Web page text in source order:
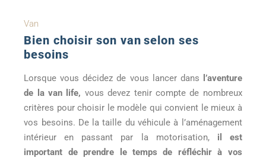
Van
Bien choisir son van selon ses
besoins
Lorsque vous décidez de vous lancer dans
l’aventure
de la van life, vous devez tenir compte de nombreux
critères pour choisir le modèle qui convient le mieux à
vos besoins. De la taille du véhicule à l’aménagement
intérieur en passant par la motorisation,il est
important de prendre le temps de réfléchir à vos